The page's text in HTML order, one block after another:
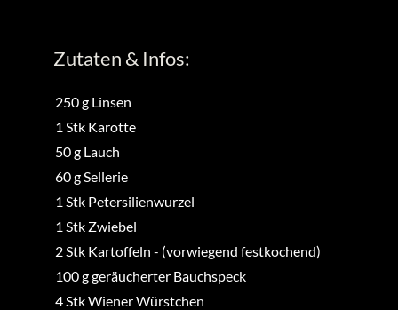
Zutaten & Infos:
250g Linsen
1 Stk Karotte
50g Lauch
60gSellerie
1 Stk Petersilienwurzel
1 Stk Zwiebel
2Stk Kartoffeln - (vorwiegend festkochend)
100ggeräucherter Bauchspeck
4StkWiener Würstchen